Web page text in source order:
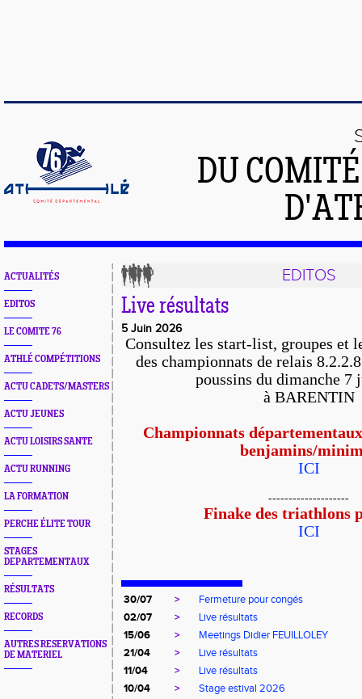
DU
ACTUALITÉS
EDITOS
LE COMITE 76
ATHLÉ COMPÉTITIONS
ACTU CADETS/MASTERS
ACTU JEUNES
ACTU LOISIRS SANTE
ACTU RUNNING
LA FORMATION
PERCHE ÉLITE TOUR
STAGES
DEPARTEMENTAUX
RÉSULTATS
RECORDS
AUTRES RESERVATIONS
DE MATERIEL
EDITOS
Live résultats
5 Juin 2026
Consultez les start-list, groupes et
des championnats de relais
poussins du dimanche 7
à BARENTIN
Championnats
benjamins/
ICI
--------------------
Finake des triathlons
ICI
30/07 >
Fermeture pour congés
02/07
>
Live résultats
15/06
>
Meetings Didier FEUILLOLEY
21/04
>
Live résultats
11/04
>
Live résultats
10/04
>
Stage estival 2026